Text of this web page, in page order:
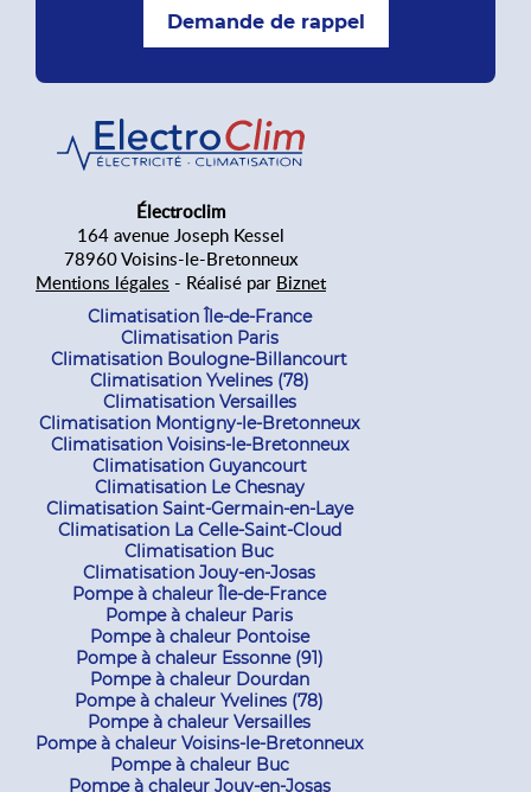
Demande de rappel
Électroclim
164 avenue Joseph Kessel
78960 Voisins-le-Bretonneux
Mentions légales - Réalisé par Biznet
Climatisation Île-de-France
Climatisation Paris
Climatisation Boulogne-Billancourt
Climatisation Yvelines (78)
Climatisation Versailles
Climatisation Montigny-le-Bretonneux
Climatisation Voisins-le-Bretonneux
Climatisation Guyancourt
Climatisation Le Chesnay
Climatisation Saint-Germain-en-Laye
Climatisation La Celle-Saint-Cloud
Climatisation Buc
Climatisation Jouy-en-Josas
Pompe à chaleur Île-de-France
Pompe à chaleur Paris
Pompe à chaleur Pontoise
Pompe à chaleur Essonne (91)
Pompe à chaleur Dourdan
Pompe à chaleur Yvelines (78)
Pompe à chaleur Versailles
Pompe à chaleur Voisins-le-Bretonneux
Pompe à chaleur Buc
Pompe à chaleur Jouy-en-Josas